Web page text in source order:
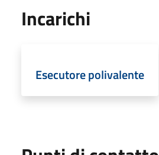
Incarichi
Esecutore polivalente